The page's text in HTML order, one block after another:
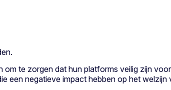
te zorgen dat hun platforms veilig zijn
een negatieve impact hebben op het welzijn